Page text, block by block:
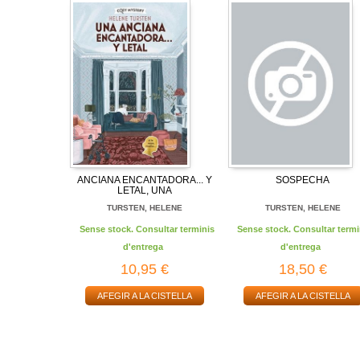
ANCIANA ENCANTADORA... Y
LETAL, UNA
TURSTEN, HELENE
Sense stock. Consultar terminis
d'entrega
10,95 €
AFEGIR A LA CISTELLA
SOSPECHA
TURSTEN, HELENE
Sense stock. Consultar
d'entrega
18,50 €
AFEGIR A LA CISTELLA